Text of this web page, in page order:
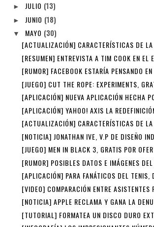
► JULIO (13)
► JUNIO (18)
▼ MAYO (30)
[ACTUALIZACIÓN] CARACTERÍSTICAS DE
[RESUMEN] ENTREVISTA A TIM COOK EN EL
[RUMOR] FACEBOOK ESTARÍA PENSANDO
[JUEGO] CUT THE ROPE: EXPERIMENTS,
[APLICACIÓN] NUEVA APLICACIÓN HECHA
[APLICACIÓN] YAHOO! AXIS LA
[ACTUALIZACIÓN] CARACTERÍSTICAS DE
[NOTICIA] JONATHAN IVE, V.P DE DISEÑO
[JUEGO] MEN IN BLACK 3, GRATIS POR
[RUMOR] POSIBLES DATOS E IMÁGENES DEL
[APLICACIÓN] PARA FANÁTICOS DEL TENIS,
[VIDEO] COMPARACIÓN ENTRE ASISTENTES
[NOTICIA] APPLE RECLAMA Y GANA LA
[TUTORIAL] FORMATEA UN DISCO DURO